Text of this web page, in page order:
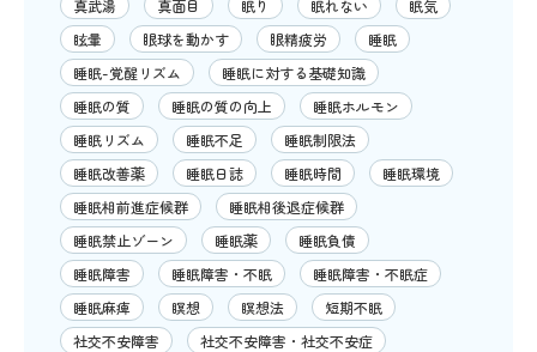
真武湯
真面目 眠り 眠れない
眠気
眩暈
眼球を動かす 眼精疲労
睡眠
睡眠-覚醒リズム
睡眠に対する基礎知識
睡眠の質
睡眠の質の向上
睡眠ホルモン
睡眠リズム
睡眠不足
睡眠制限法
睡眠改善薬
睡眠日誌 睡眠時間
睡眠環境
睡眠相前進症候群
睡眠相後退症候群
睡眠禁止ゾーン
睡眠薬
睡眠負債
睡眠障害
睡眠障害・不眠
睡眠障害・不眠症
睡眠麻痺
瞑想 瞑想法
短期不眠
社交不安障害
社交不安障害・社交不安症